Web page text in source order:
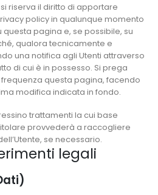
riserva il diritto di apportare
policy in qualunque momento
pagina e, se possibile, su
qualora tecnicamente e
una notifica agli Utenti attraverso
di cui è in possesso. Si prega
questa pagina, facendo
modifica indicata in fondo.
trattamenti la cui base
provvederà a raccogliere
se necessario.
legali